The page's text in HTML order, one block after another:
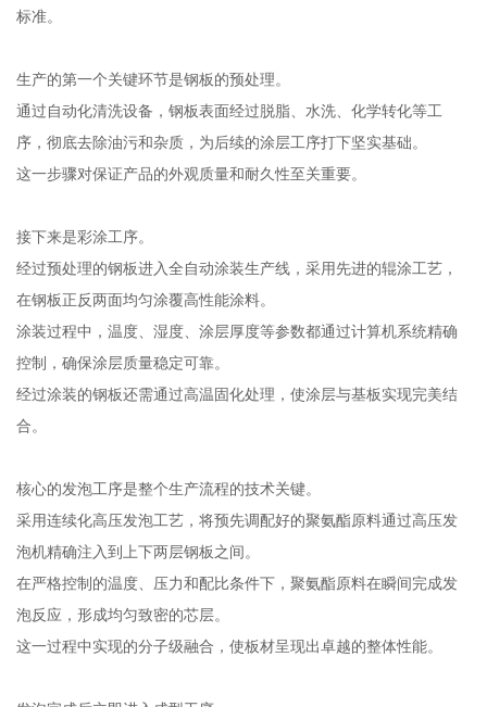
标准。
生产的第一个关键环节是钢板的预处理。
通过自动化清洗设备，钢板表面经过脱脂、水洗、化学转化等工
序，彻底去除油污和杂质，为后续的涂层工序打下坚实基础。
这一步骤对保证产品的外观质量和耐久性至关重要。
接下来是彩涂工序。
经过预处理的钢板进入全自动涂装生产线，采用先进的辊涂工艺，
在钢板正反两面均匀涂覆高性能涂料。
涂装过程中，温度、湿度、涂层厚度等参数都通过计算机系统精确
控制，确保涂层质量稳定可靠。
经过涂装的钢板还需通过高温固化处理，使涂层与基板实现完美结
合。
核心的发泡工序是整个生产流程的技术关键。
采用连续化高压发泡工艺，将预先调配好的聚氨酯原料通过高压发
泡机精确注入到上下两层钢板之间。
在严格控制的温度、压力和配比条件下，聚氨酯原料在瞬间完成发
泡反应，形成均匀致密的芯层。
这一过程中实现的分子级融合，使板材呈现出卓越的整体性能。